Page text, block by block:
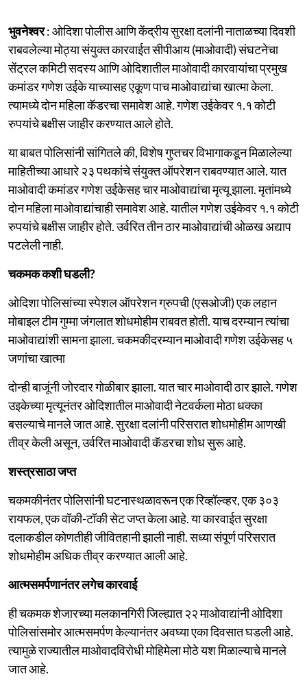
भुवनेश्वर: ओदिशा पोलीस आणि केंद्रीय सुरक्षा दलांनी नाताळच्या दिवशी
राबवलेल्या मोठ्या संयुक्त कारवाईत सीपीआय (माओवादी) संघटनेचा
सेंट्रल कमिटी सदस्य आणि ओदिशातील माओवादी कारवायांचा प्रमुख
कमांडर गणेश उईके याच्यासह एकूण पाच माओवाद्यांचा खात्मा केला.
त्यामध्ये दोन महिला कॅडरचा समावेश आहे. गणेश उईकेवर १.१ कोटी
रुपयांचे बक्षीस जाहीर करण्यात आले होते.
या बाबत पोलिसांनी सांगितले की, विशेष गुप्तचर विभागाकडून मिळालेल्या
माहितीच्या आधारे २३ पथकांचे संयुक्त ऑपरेशन राबवण्यात आले. यात
माओवादी कमांडर गणेश उईकेसह चार माओवाद्यांचा मृत्यू झाला. मृतांमध्ये
दोन महिला माओवाद्यांचाही समावेश आहे. यातील गणेश उईकेवर १.१ कोटी
रुपयांचे बक्षीस जाहीर होते. उर्वरित तीन ठार माओवाद्यांची ओळख अद्याप
पटलेली नाही.
चकमक कशी घडली?
ओदिशा पोलिसांच्या स्पेशल ऑपरेशन ग्रुपची (एसओजी) एक लहान
मोबाइल टीम गुम्मा जंगलात शोधमोहीम राबवत होती. याच दरम्यान त्यांचा
माओवाद्यांशी सामना झाला. चकमकीदरम्यान माओवादी गणेश उईकेसह ५
जणांचा खात्मा
दोन्ही बाजूंनी जोरदार गोळीबार झाला. यात चार माओवादी ठार झाले. गणेश
उइकेच्या मृत्यूनंतर ओदिशातील माओवादी नेटवर्कला मोठा धक्का
बसल्याचे मानले जात आहे. सुरक्षा दलांनी परिसरात शोधमोहीम आणखी
तीव्र केली असून, उर्वरित माओवादी कॅडरचा शोध सुरू आहे.
शस्त्रसाठा जप्त
चकमकीनंतर पोलिसांनी घटनास्थळावरून एक रिव्हॉल्व्हर, एक ३०३
रायफल, एक वॉकी-टॉकी सेट जप्त केला आहे. या कारवाईत सुरक्षा
दलाकडील कोणतीही जीवितहानी झाली नाही. सध्या संपूर्ण परिसरात
शोधमोहीम अधिक तीव्र करण्यात आली आहे.
आत्मसमर्पणानंतर लगेच कारवाई
ही चकमक शेजारच्या मलकानगिरी जिल्ह्यात २२ माओवाद्यांनी ओदिशा
पोलिसांसमोर आत्मसमर्पण केल्यानंतर अवघ्या एका दिवसात घडली आहे.
त्यामुळे राज्यातील माओवादविरोधी मोहिमेला मोठे यश मिळाल्याचे मानले
जात आहे.